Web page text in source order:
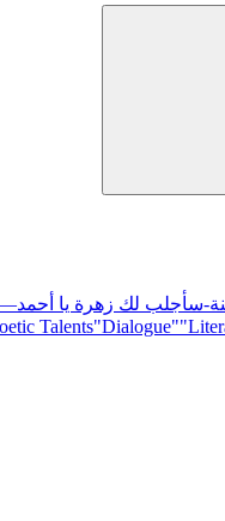
-سأجلب لك زهرة يا أحمد
Talents"Dialogue"